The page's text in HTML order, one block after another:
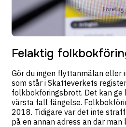
Felaktig
Gör du ingen flyttanmälan eller
som står i Skatteverkets
folkbokföringsbrott. Det kan ge
värsta fall fängelse.
2018. Tidigare var det inte
på en annan adress än där man